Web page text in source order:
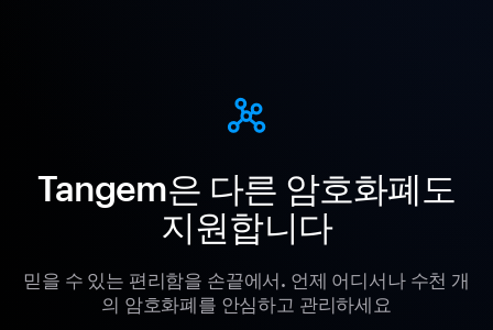
Tangem은 다른 암호화폐도
지원합니다
믿을 수 있는 편리함을 손끝에서. 언제 어디서나 수천 개
의 암호화폐를 안심하고 관리하세요